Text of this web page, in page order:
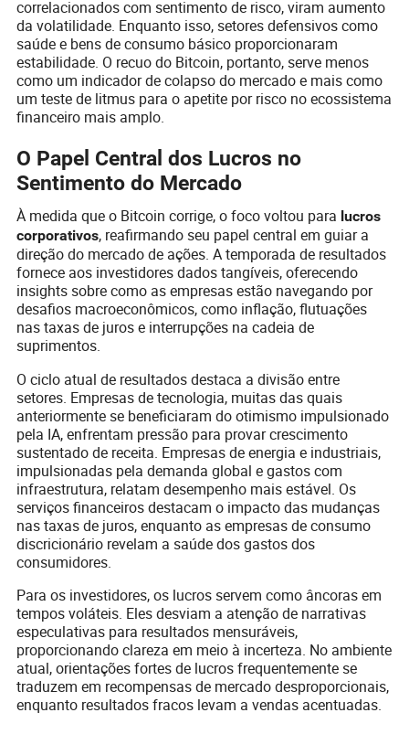
correlacionados com sentimento de risco, viram aumento
da volatilidade. Enquanto isso, setores defensivos como
saúde e bens de consumo básico proporcionaram
estabilidade. O recuo do Bitcoin, portanto, serve menos
como um indicador de colapso do mercado e mais como
um teste de litmus para o apetite por risco no ecossistema
financeiro mais amplo.
O Papel Central dos Lucros no
Sentimento do Mercado
À medida que o Bitcoin corrige, o foco voltou para lucros
corporativos, reafirmando seu papel central em guiar a
direção do mercado de ações. A temporada de resultados
fornece aos investidores dados tangíveis, oferecendo
insights sobre como as empresas estão navegando por
desafios macroeconômicos, como inflação, flutuações
nas taxas de juros e interrupções na cadeia de
suprimentos.
O ciclo atual de resultados destaca a divisão entre
setores. Empresas de tecnologia, muitas das quais
anteriormente se beneficiaram do otimismo impulsionado
pela IA, enfrentam pressão para provar crescimento
sustentado de receita. Empresas de energia e industriais,
impulsionadas pela demanda global e gastos com
infraestrutura, relatam desempenho mais estável. Os
serviços financeiros destacam o impacto das mudanças
nas taxas de juros, enquanto as empresas de consumo
discricionário revelam a saúde dos gastos dos
consumidores.
Para os investidores, os lucros servem como âncoras em
tempos voláteis. Eles desviam a atenção de narrativas
especulativas para resultados mensuráveis,
proporcionando clareza em meio à incerteza. No ambiente
atual, orientações fortes de lucros frequentemente se
traduzem em recompensas de mercado desproporcionais,
enquanto resultados fracos levam a vendas acentuadas.